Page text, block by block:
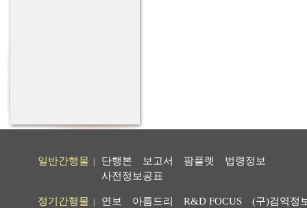
일반간행물 단행본 보고서 팜플렛
법령정보
사전정보공표
정기간행물 연보 아름드리 R&D FOCUS
(구)검역정